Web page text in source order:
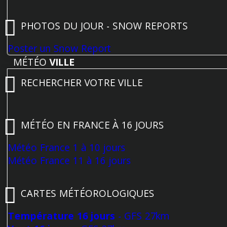
PHOTOS DU JOUR - SNOW REPORTS
Poster un Snow Report
MÉTÉO VILLE
RECHERCHER VOTRE VILLE
MÉTÉO EN FRANCE À 16 JOURS
Météo France 1 à 10 jours
Météo France 11 à 16 jours
CARTES MÉTÉOROLOGIQUES
Température 16 jours - GFS 27km